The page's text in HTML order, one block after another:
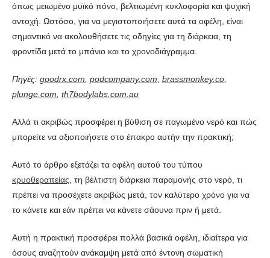
όπως μειωμένο μυϊκό πόνο, βελτιωμένη κυκλοφορία και ψυχική
αντοχή. Ωστόσο, για να μεγιστοποιήσετε αυτά τα οφέλη, είναι
σημαντικό να ακολουθήσετε τις οδηγίες για τη διάρκεια, τη
φροντίδα μετά το μπάνιο και το χρονοδιάγραμμα.
Πηγές: goodrx.com podcompany.com brassmonkey.co
plunge.com th7bodylabs.com.au
Αλλά τι ακριβώς προσφέρει η βύθιση σε παγωμένο νερό και πώς
μπορείτε να αξιοποιήσετε στο έπακρο αυτήν την πρακτική;
Αυτό το άρθρο εξετάζει τα οφέλη αυτού του τύπου
κρυοθεραπείας , τη βέλτιστη διάρκεια παραμονής στο νερό, τι
πρέπει να προσέχετε ακριβώς μετά, τον καλύτερο χρόνο για να
το κάνετε και εάν πρέπει να κάνετε σάουνα πριν ή μετά.
Αυτή η πρακτική προσφέρει πολλά βασικά οφέλη, ιδιαίτερα για
όσους αναζητούν ανάκαμψη μετά από έντονη σωματική